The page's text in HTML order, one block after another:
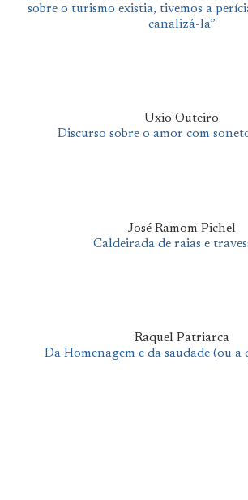
sobre o turismo existia, tivemos a
canalizá-la”
Uxio Outeiro
Discurso sobre o amor com
José Ramom Pichel
Caldeirada de raias e
Raquel Patriarca
Da Homenagem e da saudade (ou